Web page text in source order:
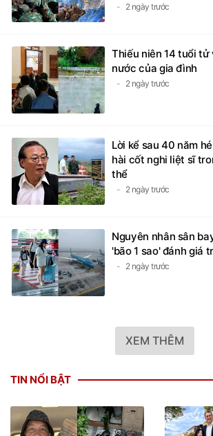
2 ngày trước
Thiếu niên 14 tuổi
nước của gia đình
2 ngày trước
Lời kể sau 40 năm
hài cốt nghi liệt sĩ
thể
2 ngày trước
Nguyên nhân sân
'bão 1 sao' đánh giá
2 ngày trước
XEM THÊM
TIN NỔI BẬT